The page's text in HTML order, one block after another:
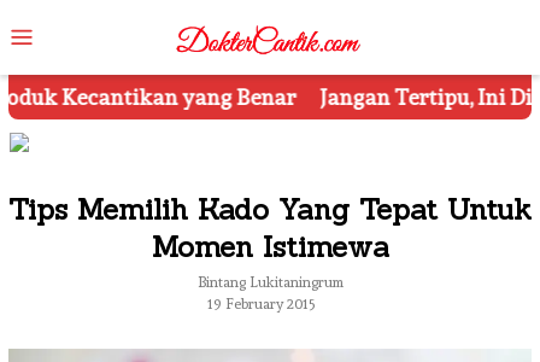
to
contentMenu
Jangan Tertipu, Ini Dia 7 Tips Mengetahui
Tips Memilih Kado Yang Tepat Untuk
Momen Istimewa
Bintang Lukitaningrum
19 February 2015